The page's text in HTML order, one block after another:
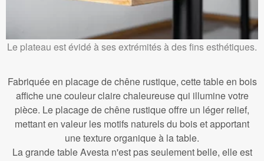
Le plateau est évidé à ses extrémités à des fins esthétiques.
Fabriquée en placage de chêne rustique, cette table en bois
affiche une couleur claire chaleureuse qui illumine votre
pièce. Le placage de chêne rustique offre un léger relief,
mettant en valeur les motifs naturels du bois et apportant
une texture organique à la table.
La grande table Avesta n'est pas seulement belle, elle est